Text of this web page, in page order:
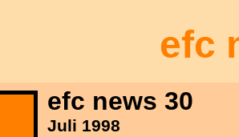
efc
efc news 30
Juli 1998